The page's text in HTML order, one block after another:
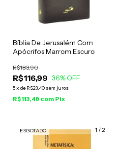
Bíblia De Jerusalém Com
Apócrifos Marrom Escuro
R$116,99
R$183,90
36% OFF
5x de R$23,40 sem juros
R$113,48 com Pix
1 /2
ESGOTADO